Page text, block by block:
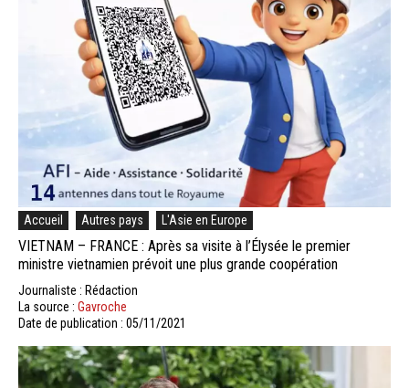
Accueil Autres pays L'Asie en Europe
VIETNAM – FRANCE : Après sa visite à l’Élysée le premier
ministre vietnamien prévoit une plus grande coopération
Journaliste : Rédaction
La source : Gavroche
Date de publication : 05/11/2021